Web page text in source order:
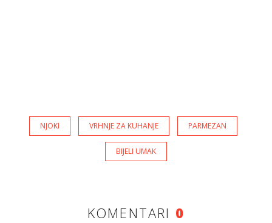
NJOKI VRHNJE ZA KUHANJE PARMEZAN
BIJELI UMAK
KOMENTARI 0